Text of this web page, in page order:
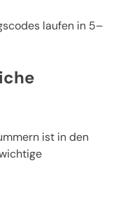
laufen in 5–
ist in den